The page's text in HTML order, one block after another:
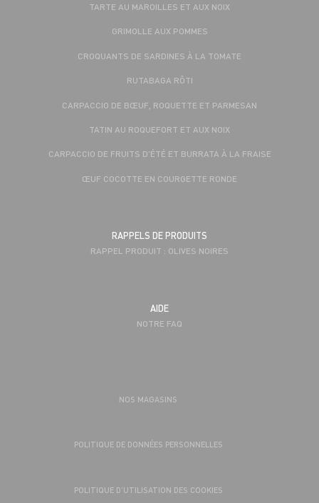
TARTE AU MAROILLES ET AUX NOIX
GRIMOLLE AUX POMMES
CROQUANTS DE SARDINES À LA TOMATE
RUTABAGA RÔTI
CARPACCIO DE BŒUF, ROQUETTE ET PARMESAN
TATIN AU ROQUEFORT ET AUX NOIX
CARPACCIO DE FRUITS D'ÉTÉ ET BURRATA À LA FRAISE
ŒUF COCOTTE EN COURGETTE RONDE
RAPPELS DE PRODUITS
RAPPEL PRODUIT : OLIVES NOIRES
AIDE
NOTRE FAQ
NOS MAGASINS
POLITIQUE DE DONNÉES PERSONNELLES
POLITIQUE D’UTILISATION DES COOKIES